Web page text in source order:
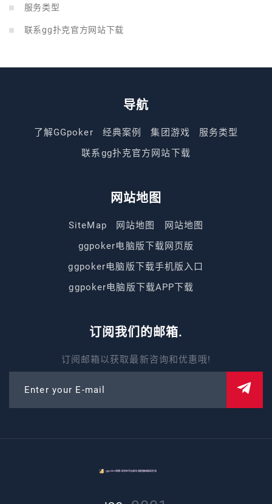
服务类型
联系gg扑克官方网站下载
导航
了解GGpoker 经典案例 集团游戏
服务类型
联系gg扑克官方网站下载
网站地图
SiteMap 网站地图
网站地图
ggpoker电脑版下载网页版
ggpoker电脑版下载手机版入口
ggpoker电脑版下载APP下载
订阅我们的邮箱.
订阅邮箱以获取最新咨询和优惠哦!
Enter your E-mail